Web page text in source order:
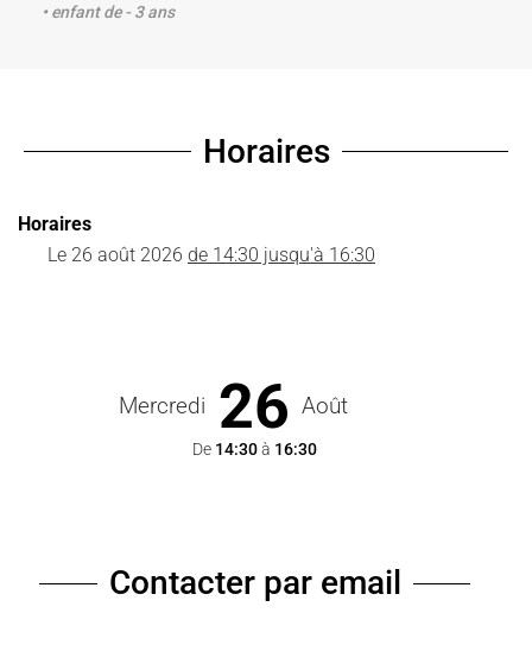
• enfant de - 3 ans
Horaires
Horaires
Le 26 août 2026 de 14:30 jusqu'à 16:30
Mercredi 26 Août
De 14:30à 16:30
Contacter par email